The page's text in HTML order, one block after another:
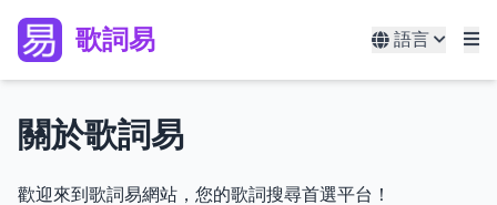
歌詞易 語言
關於歌詞易
歡迎來到歌詞易網站，您的歌詞搜尋首選平台！